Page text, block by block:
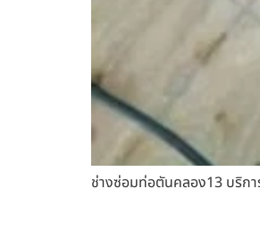
ช่างซ่อมท่อตันคลอง13 บริก